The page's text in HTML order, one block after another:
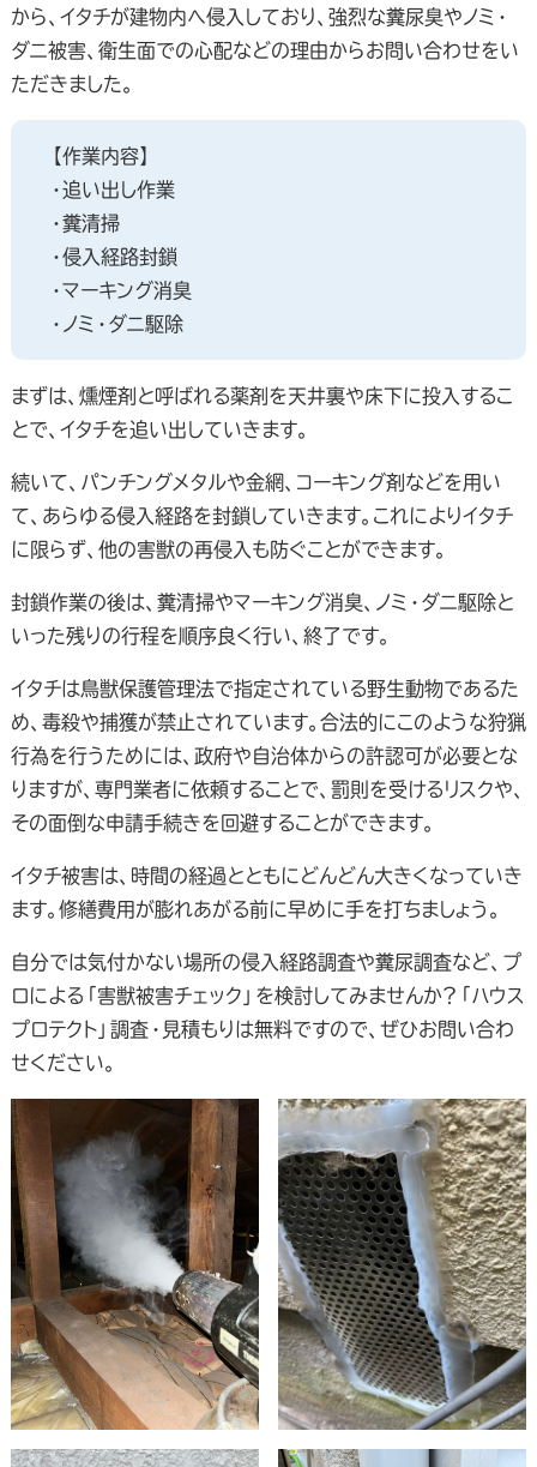
から、イタチが建物内へ侵入しており、強烈な糞尿臭やノミ・
ダニ被害、衛生面での心配などの理由からお問い合わせをい
ただきました。
【作業内容】
・追い出し作業
・糞清掃
・侵入経路封鎖
・マーキング消臭
・ノミ・ダニ駆除
まずは、燻煙剤と呼ばれる薬剤を天井裏や床下に投入するこ
とで、イタチを追い出していきます。
続いて、パンチングメタルや金網、コーキング剤などを用い
て、あらゆる侵入経路を封鎖していきます。これによりイタチ
に限らず、他の害獣の再侵入も防ぐことができます。
封鎖作業の後は、糞清掃やマーキング消臭、ノミ・ダニ駆除と
いった残りの行程を順序良く行い、終了です。
イタチは鳥獣保護管理法で指定されている野生動物であるた
め、毒殺や捕獲が禁止されています。合法的にこのような狩猟
行為を行うためには、政府や自治体からの許認可が必要とな
りますが、専門業者に依頼することで、罰則を受けるリスクや、
その面倒な申請手続きを回避することができます。
イタチ被害は、時間の経過とともにどんどん大きくなっていき
ます。修繕費用が膨れあがる前に早めに手を打ちましょう。
自分では気付かない場所の侵入経路調査や糞尿調査など、プ
ロによる「害獣被害チェック」を検討してみませんか？「ハウス
プロテクト」調査・見積もりは無料ですので、ぜひお問い合わ
せください。